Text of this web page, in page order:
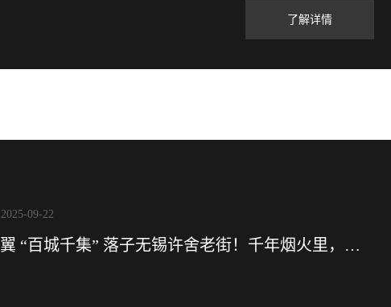
了解详情
2025-09-22
凯翼 “百城千集” 落子无锡许舍老街！千年烟火里，这场汽车市集藏满生活温度